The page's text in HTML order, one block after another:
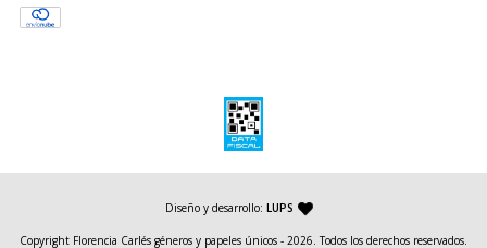
Diseño y desarrollo: LUPS — agencia de diseño y desarrollo web
Copyright Florencia Carlés géneros y papeles únicos - 2026. Todos los derechos reservados.